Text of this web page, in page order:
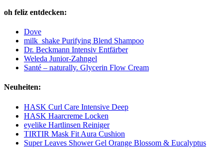
oh feliz entdecken:
Dove
milk_shake Purifying Blend Shampoo
Dr. Beckmann Intensiv Entfärber
Weleda Junior-Zahngel
Santé – naturally. Glycerin Flow Cream
Neuheiten:
HASK Curl Care Intensive Deep
HASK Haarcreme Locken
eyelike Hartlinsen Reiniger
TIRTIR Mask Fit Aura Cushion
Super Leaves Shower Gel Orange Blossom & Eucalyptus